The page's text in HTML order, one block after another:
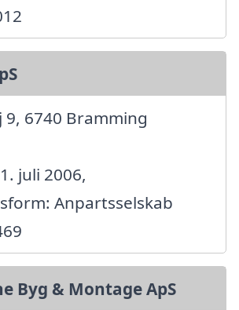
9, 6740 Bramming
juli 2006,
Anpartsselskab
Byg & Montage ApS